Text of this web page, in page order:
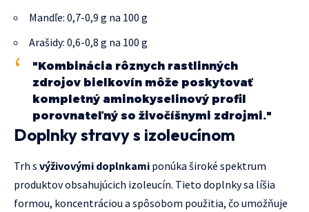
Mandľe: 0,7-0,9 g na 100 g
Arašidy: 0,6-0,8 g na 100 g
"Kombinácia rôznych rastlinných
zdrojov bielkovín môže poskytovať
kompletný aminokyselinový profil
porovnateľný so živočíšnymi zdrojmi."
Doplnky stravy s izoleucínom
Trh s výživovými doplnkami ponúka široké spektrum
produktov obsahujúcich izoleucín. Tieto doplnky sa líšia
formou, koncentráciou a spôsobom použitia, čo umožňuje